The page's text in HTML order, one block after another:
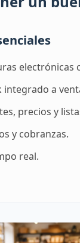
electrónicas
integrado a
precios y
y cobranzas.
real.